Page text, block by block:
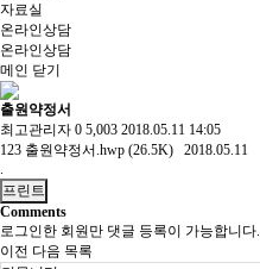
자료실
온라인상담
온라인상담
메인 닫기
출원약정서
최고관리자 0 5,003 2018.05.11 14:05
123 출원약정서.hwp (26.5K)
2018.05.11
.
프린트
Comments
로그인한 회원만 댓글 등록이 가능합니다.
이전 다음 목록